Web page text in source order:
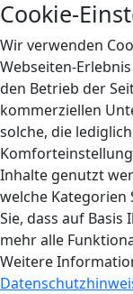
Cookie-
Wir verwenden
Webseiten-
den Betrieb der
kommerziellen
solche, die
Inhalte genutzt
welche Kategorien
Sie, dass auf
mehr alle
Weitere